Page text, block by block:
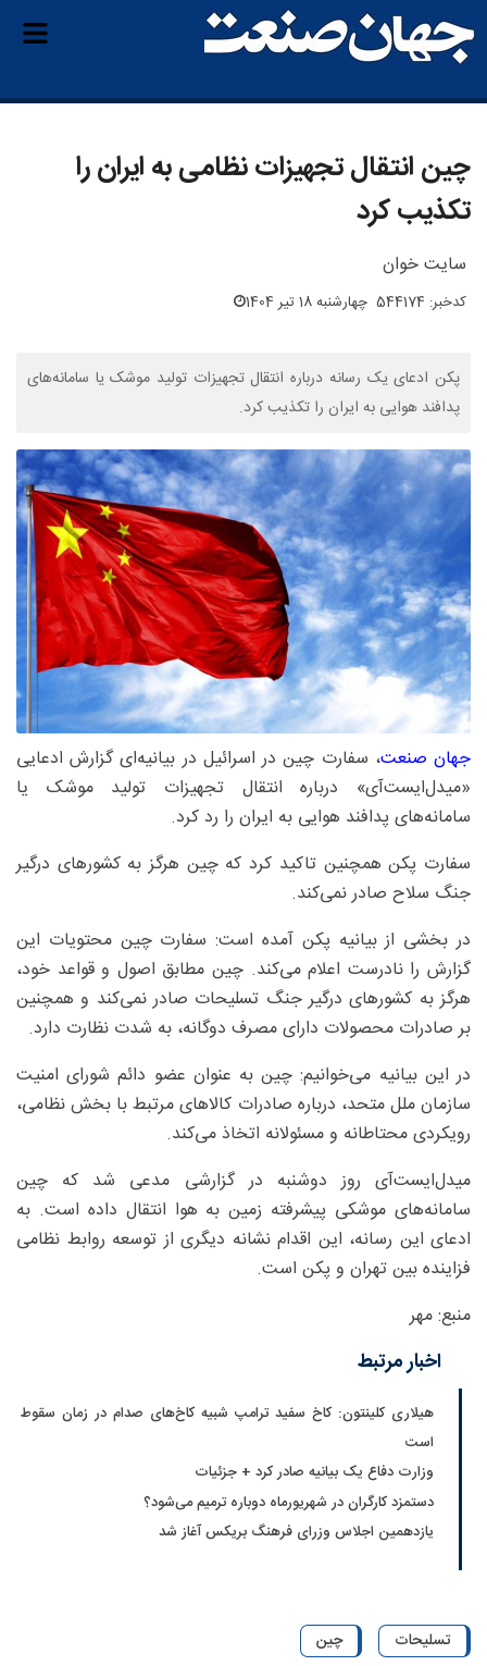
چین انتقال تجهیزات نظامی به ایران را
تکذیب کرد
سایت خوان
کدخبر: 544174 چهارشنبه 18 تیر 1404
پکن ادعای یک رسانه درباره انتقال تجهیزات تولید موشک یا سامانه‌های
پدافند هوایی به ایران را تکذیب کرد.
جهان صنعت، سفارت چین در اسرائیل در بیانیه‌ای گزارش ادعایی
«میدل‌ایست‌آی» درباره انتقال تجهیزات تولید موشک یا
سامانه‌های پدافند هوایی به ایران را رد کرد.
سفارت پکن همچنین تاکید کرد که چین هرگز به کشورهای درگیر
جنگ سلاح صادر نمی‌کند.
در بخشی از بیانیه پکن آمده است: سفارت چین محتویات این
گزارش را نادرست اعلام می‌کند. چین مطابق اصول و قواعد خود،
هرگز به کشورهای درگیر جنگ تسلیحات صادر نمی‌کند و همچنین
بر صادرات محصولات دارای مصرف دوگانه، به شدت نظارت دارد.
در این بیانیه می‌خوانیم: چین به عنوان عضو دائم شورای امنیت
سازمان ملل متحد، درباره صادرات کالاهای مرتبط با بخش نظامی،
رویکردی محتاطانه و مسئولانه اتخاذ می‌کند.
میدل‌ایست‌آی روز دوشنبه در گزارشی مدعی شد که چین
سامانه‌های موشکی پیشرفته زمین به هوا انتقال داده است. به
ادعای این رسانه، این اقدام نشانه دیگری از توسعه روابط نظامی
فزاینده بین تهران و پکن است.
منبع: مهر
اخبار مرتبط
هیلاری کلینتون: کاخ سفید ترامپ شبیه کاخ‌های صدام در زمان سقوط
است
وزارت دفاع یک بیانیه صادر کرد + جزئیات
دستمزد کارگران در شهریورماه دوباره ترمیم می‌شود؟
یازدهمین اجلاس وزرای فرهنگ بریکس آغاز شد
تسلیحات چین